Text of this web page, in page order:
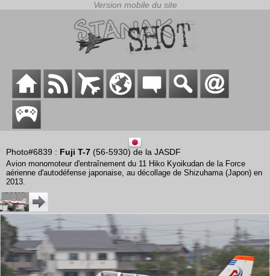
Photo#6839 : Fuji T-7 (56-5930) de la JASDF
Avion monomoteur d'entraînement du 11 Hiko Kyoikudan de la Force
aérienne d'autodéfense japonaise, au décollage de Shizuhama (Japon) en
2013.